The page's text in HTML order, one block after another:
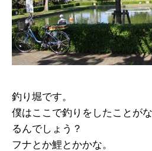
釣り堀です。
僕はここで釣りをしたことが
るんでしょう？
フナとか鯉とかかな。